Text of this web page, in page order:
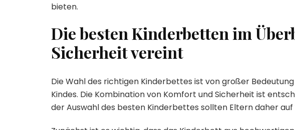
bieten.
Die besten Kinderbetten im
Sicherheit vereint
Die Wahl des richtigen Kinderbettes ist von großer
Kindes. Die Kombination von Komfort und Sicherheit ist
der Auswahl des besten Kinderbettes sollten Eltern daher